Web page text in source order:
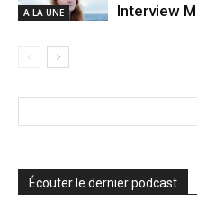
A LA UNE
Interview
Écouter le dernier podcast